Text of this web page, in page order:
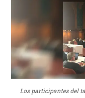
Los participantes del